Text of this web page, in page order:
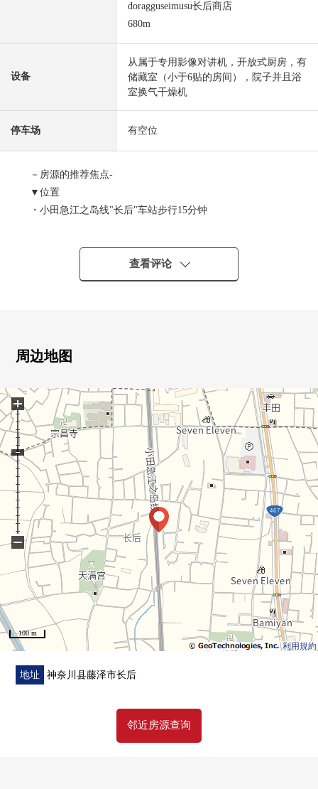
doragguseimusu长后商店
680m
设备
从属于专用影像对讲机，开放式厨房，有
储藏室（小于6贴的房间），院子并且浴
室换气干燥机
停车场 有空位
－房源的推荐焦点-
▼位置
・小田急江之岛线"长后"车站步行15分钟
▼房间的特徴
・从属于能用独栋住宅感觉使用的38平米的东西(约11.49
坪)专用的院子的(使用费每月费用1,100日元)园艺在多目的
・有全居室收纳
・在居室内，被设计FLAT层
・高的双重的遮音性地板结构
▼设备
・浴室是1317尺寸
・便于不在时的行李领取的智能快递柜
・对防止犯罪有用的防盗门
▼周边环境
・天神添公園約60m
・长后小学约720m
■在找想要的家方面给予帮助的━━━━━・・・
房源的详细、需讨论是如有意向，请跟我们联系。
查看评论
周边地图
利用規約
100 m
+
−
地址 神奈川县藤泽市长后
邻近房源查询